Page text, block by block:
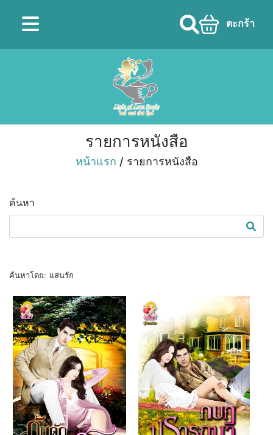
ตะกร้า
รายการหนังสือ
หน้าแรก / รายการหนังสือ
ค้นหา
ค้นหาโดย: แสนรัก